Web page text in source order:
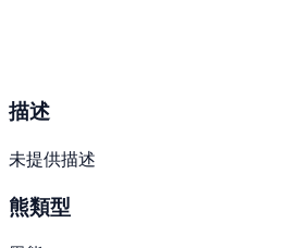
描述
未提供描述
熊類型